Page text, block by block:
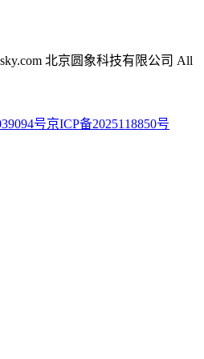
北京圆象科技有限公司 All
号京ICP备2025118850号